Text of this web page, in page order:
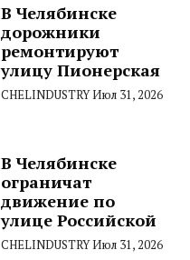
В Челябинске
дорожники
ремонтируют
улицу Пионерская
CHELINDUSTRYИюл 31, 2026
В Челябинске
ограничат
движение по
улице Российской
CHELINDUSTRYИюл 31, 2026